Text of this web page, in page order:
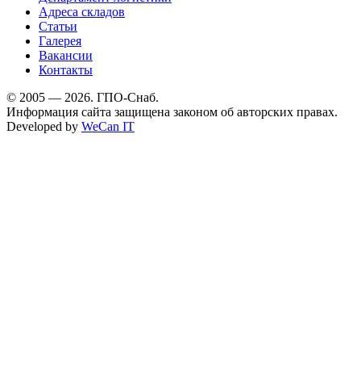
Адреса складов
Статьи
Галерея
Вакансии
Контакты
© 2005 — 2026. ГПО-Снаб.
Информация сайта защищена законом об авторских правах.
Developed by WeCan IT